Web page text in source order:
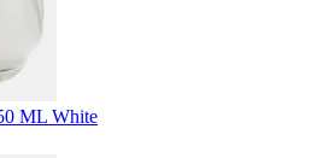
ML White